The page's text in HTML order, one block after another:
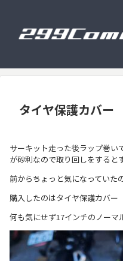
タイヤ保護カバ
サーキット走った後ラップ巻い
が砂利なので取り回しをすると
前からちょっと気になっていた
購入したのはタイヤ保護カバ
何も気にせず17インチのノーマ